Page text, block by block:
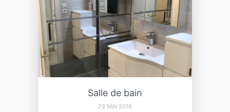
Salle de bain
29 MAI 2018